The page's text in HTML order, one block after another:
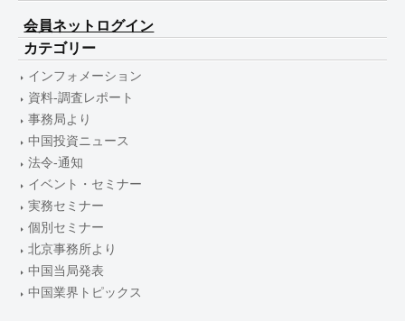
会員ネットログイン
カテゴリー
インフォメーション
資料-調査レポート
事務局より
中国投資ニュース
法令-通知
イベント・セミナー
実務セミナー
個別セミナー
北京事務所より
中国当局発表
中国業界トピックス